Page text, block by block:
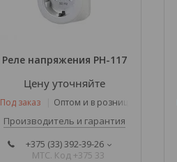
Реле напряжения РН-117
Цену уточняйте
Под заказ Оптом и в розницу
Производитель и гарантия
+375 (33) 392-39-26
МТС. Код +375 33